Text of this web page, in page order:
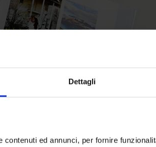
Dettagli
ed annunci, per fornire